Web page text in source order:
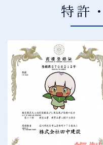
特許